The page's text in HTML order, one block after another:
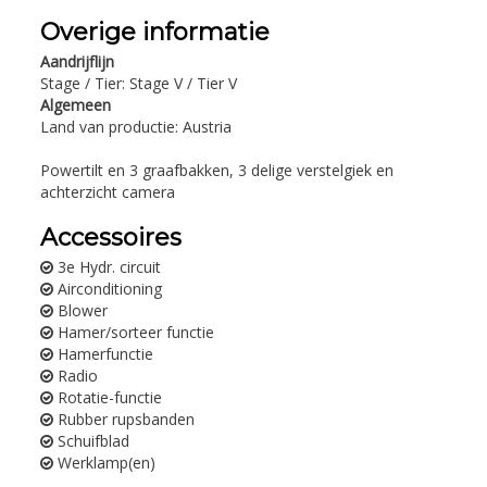
Overige informatie
Aandrijflijn
Stage / Tier: Stage V / Tier V
Algemeen
Land van productie: Austria
Powertilt en 3 graafbakken, 3 delige verstelgiek en
achterzicht camera
Accessoires
3e Hydr. circuit
Airconditioning
Blower
Hamer/sorteer functie
Hamerfunctie
Radio
Rotatie-functie
Rubber rupsbanden
Schuifblad
Werklamp(en)